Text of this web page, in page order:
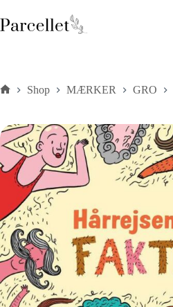
til
indhold
Shop MÆRKER GRO